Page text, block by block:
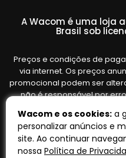
A Wacom é uma loja
Brasil sob
Preços e condições de
via internet. Os preços
promocional podem ser
não é responsável por
variar de acordo com o
válidas até o término de
análise e
Wacom e os cookies: a
personalizar anúncios e
site. Ao continuar
nossa Política de